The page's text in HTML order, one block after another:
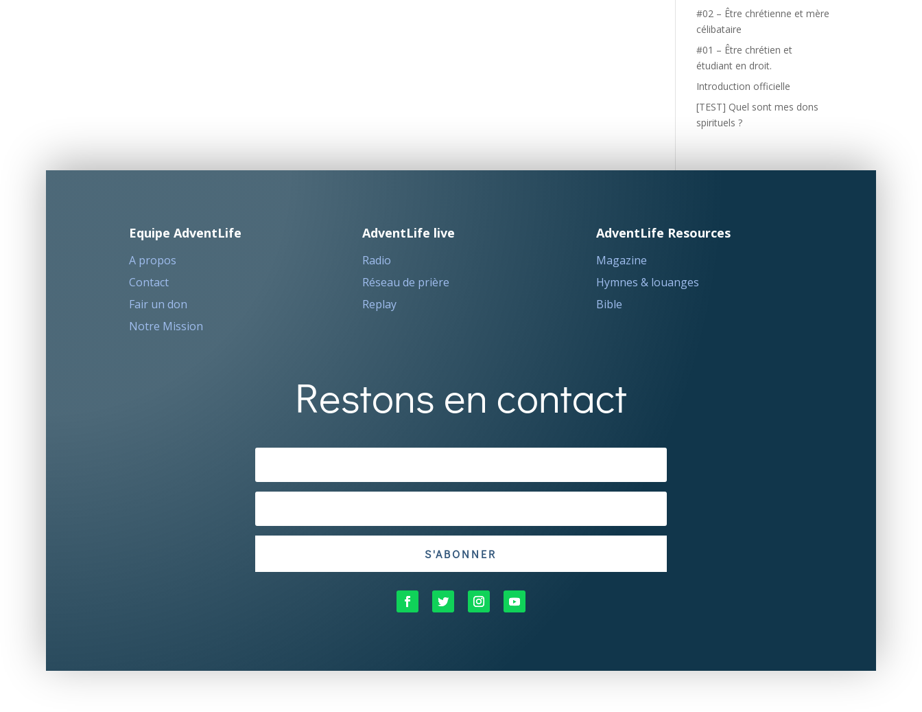
#02 – Être chrétienne et mère
célibataire
#01 – Être chrétien et
étudiant en droit.
Introduction officielle
[TEST] Quel sont mes dons
spirituels ?
Equipe AdventLife
A propos
Contact
Fair un don
Notre Mission
AdventLife live
Radio
Réseau de prière
Replay
AdventLife Resources
Magazine
Hymnes & louanges
Bible
Restons en contact
S'ABONNER